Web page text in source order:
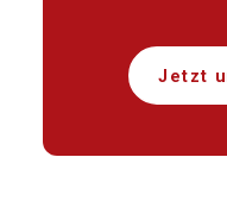
Jetzt